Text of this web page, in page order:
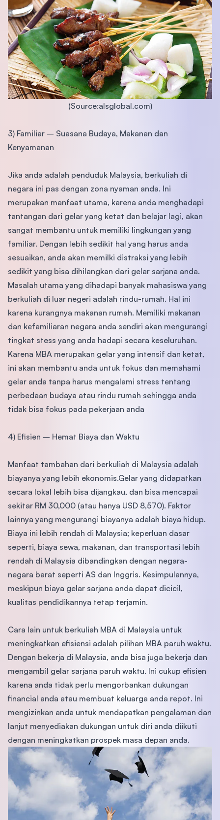
(Source:alsglobal.com)
3) Familiar – Suasana Budaya, Makanan dan
Kenyamanan
Jika anda adalah penduduk Malaysia, berkuliah di
negara ini pas dengan zona nyaman anda. Ini
merupakan manfaat utama, karena anda menghadapi
tantangan dari gelar yang ketat dan belajar lagi, akan
sangat membantu untuk memiliki lingkungan yang
familiar. Dengan lebih sedikit hal yang harus anda
sesuaikan, anda akan memilki distraksi yang lebih
sedikit yang bisa dihilangkan dari gelar sarjana anda.
Masalah utama yang dihadapi banyak mahasiswa yang
berkuliah di luar negeri adalah rindu-rumah. Hal ini
karena kurangnya makanan rumah. Memiliki makanan
dan kefamiliaran negara anda sendiri akan mengurangi
tingkat stess yang anda hadapi secara keseluruhan.
Karena MBA merupakan gelar yang intensif dan ketat,
ini akan membantu anda untuk fokus dan memahami
gelar anda tanpa harus mengalami stress tentang
perbedaan budaya atau rindu rumah sehingga anda
tidak bisa fokus pada pekerjaan anda
4) Efisien – Hemat Biaya dan Waktu
Manfaat tambahan dari berkuliah di Malaysia adalah
biayanya yang lebih ekonomis.Gelar yang didapatkan
secara lokal lebih bisa dijangkau, dan bisa mencapai
sekitar RM 30,000 (atau hanya USD 8,570). Faktor
lainnya yang mengurangi biayanya adalah biaya hidup.
Biaya ini lebih rendah di Malaysia; keperluan dasar
seperti, biaya sewa, makanan, dan transportasi lebih
rendah di Malaysia dibandingkan dengan negara-
negara barat seperti AS dan Inggris. Kesimpulannya,
meskipun biaya gelar sarjana anda dapat dicicil,
kualitas pendidikannya tetap terjamin.
Cara lain untuk berkuliah MBA di Malaysia untuk
meningkatkan efisiensi adalah pilihan MBA paruh waktu.
Dengan bekerja di Malaysia, anda bisa juga bekerja dan
mengambil gelar sarjana paruh waktu. Ini cukup efisien
karena anda tidak perlu mengorbankan dukungan
financial anda atau membuat keluarga anda repot. Ini
mengizinkan anda untuk mendapatkan pengalaman dan
lanjut menyediakan dukungan untuk diri anda diikuti
dengan meningkatkan prospek masa depan anda.